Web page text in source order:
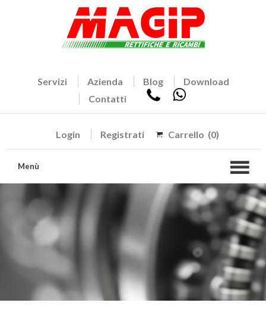
Servizi Azienda Blog
Download
Contatti
Login Registrati Carrello (0)
Menù